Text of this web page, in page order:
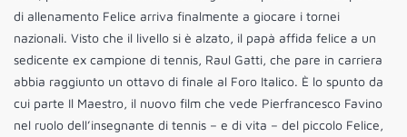
di allenamento Felice arriva finalmente a giocare i tornei
nazionali. Visto che il livello si è alzato, il papà affida felice a un
sedicente ex campione di tennis, Raul Gatti, che pare in carriera
abbia raggiunto un ottavo di finale al Foro Italico. È lo spunto da
cui parte Il Maestro, il nuovo film che vede Pierfrancesco Favino
nel ruolo dell’insegnante di tennis – e di vita – del piccolo Felice,